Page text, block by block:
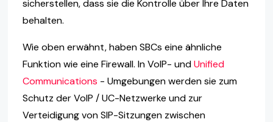
sicherstellen, dass sie die Kontrolle über Ihre Daten
behalten.
Wie oben erwähnt, haben SBCs eine ähnliche
Funktion wie eine Firewall. In VoIP- undUnified
Communications - Umgebungen werden sie zum
Schutz der VoIP / UC-Netzwerke und zur
Verteidigung von SIP-Sitzungen zwischen